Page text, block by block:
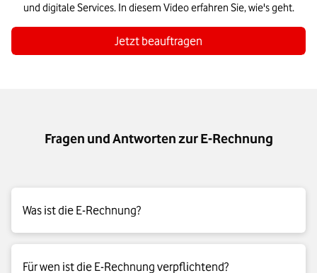
und digitale Services. In diesem Video erfahren Sie, wie's geht.
Jetzt beauftragen
Fragen und Antworten zur E-Rechnung
Was ist die E-Rechnung?
Für wen ist die E-Rechnung verpflichtend?